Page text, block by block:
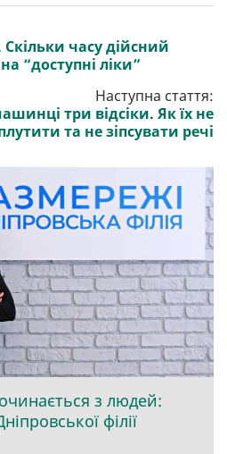
часу дійсний
“доступні ліки”
Наступна стаття:
три відсіки. Як їх не
та не зіпсувати речі
з людей:
філії